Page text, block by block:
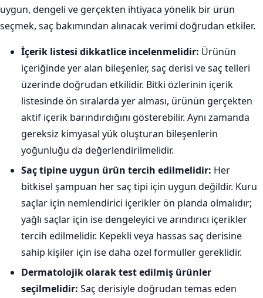
uygun, dengeli ve gerçekten ihtiyaca yönelik bir ürün
seçmek, saç bakımından alınacak verimi doğrudan etkiler.
İçerik listesi dikkatlice incelenmelidir: Ürünün
içeriğinde yer alan bileşenler, saç derisi ve saç telleri
üzerinde doğrudan etkilidir. Bitki özlerinin içerik
listesinde ön sıralarda yer alması, ürünün gerçekten
aktif içerik barındırdığını gösterebilir. Aynı zamanda
gereksiz kimyasal yük oluşturan bileşenlerin
yoğunluğu da değerlendirilmelidir.
Saç tipine uygun ürün tercih edilmelidir: Her
bitkisel şampuan her saç tipi için uygun değildir. Kuru
saçlar için nemlendirici içerikler ön planda olmalıdır;
yağlı saçlar için ise dengeleyici ve arındırıcı içerikler
tercih edilmelidir. Kepekli veya hassas saç derisine
sahip kişiler için ise daha özel formüller gereklidir.
Dermatolojik olarak test edilmiş ürünler
seçilmelidir: Saç derisiyle doğrudan temas eden